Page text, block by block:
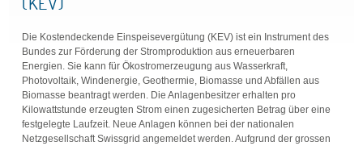
Die Kostendeckende Einspeisevergütung (KEV) ist ein Instrument des
Bundes zur Förderung der Stromproduktion aus erneuerbaren
Energien. Sie kann für Ökostromerzeugung aus Wasserkraft,
Photovoltaik, Windenergie, Geothermie, Biomasse und Abfällen aus
Biomasse beantragt werden. Die Anlagenbesitzer erhalten pro
Kilowattstunde erzeugten Strom einen zugesicherten Betrag über eine
festgelegte Laufzeit. Neue Anlagen können bei der nationalen
Netzgesellschaft Swissgrid angemeldet werden. Aufgrund der grossen